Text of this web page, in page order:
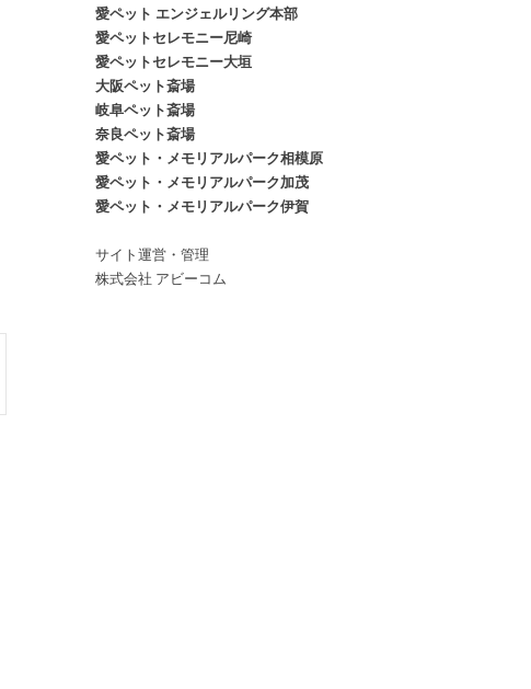
愛ペット エンジェルリング本部
愛ペットセレモニー尼崎
愛ペットセレモニー大垣
大阪ペット斎場
岐阜ペット斎場
奈良ペット斎場
愛ペット・メモリアルパーク相模原
愛ペット・メモリアルパーク加茂
愛ペット・メモリアルパーク伊賀
サイト運営・管理
株式会社 アビーコム